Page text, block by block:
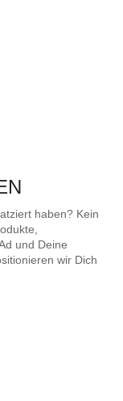
haben? Kein
und Deine
wir Dich